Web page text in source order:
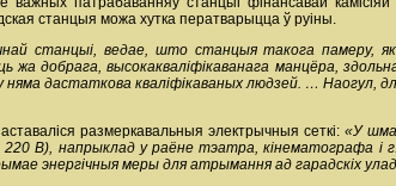
станцыя можа хутка ператварыцца ў руіны.
станцыі, ведае, што станцыя такога памеру, як
жа добрага, высокакваліфікаванага манцёра,
дастаткова кваліфікаваных людзей. … Наогул,
размеркавальныя электрычныя сеткі: «У
В), напрыклад у раёне тэатра, кінематографа
энергічныя меры для атрымання ад гарадскіх